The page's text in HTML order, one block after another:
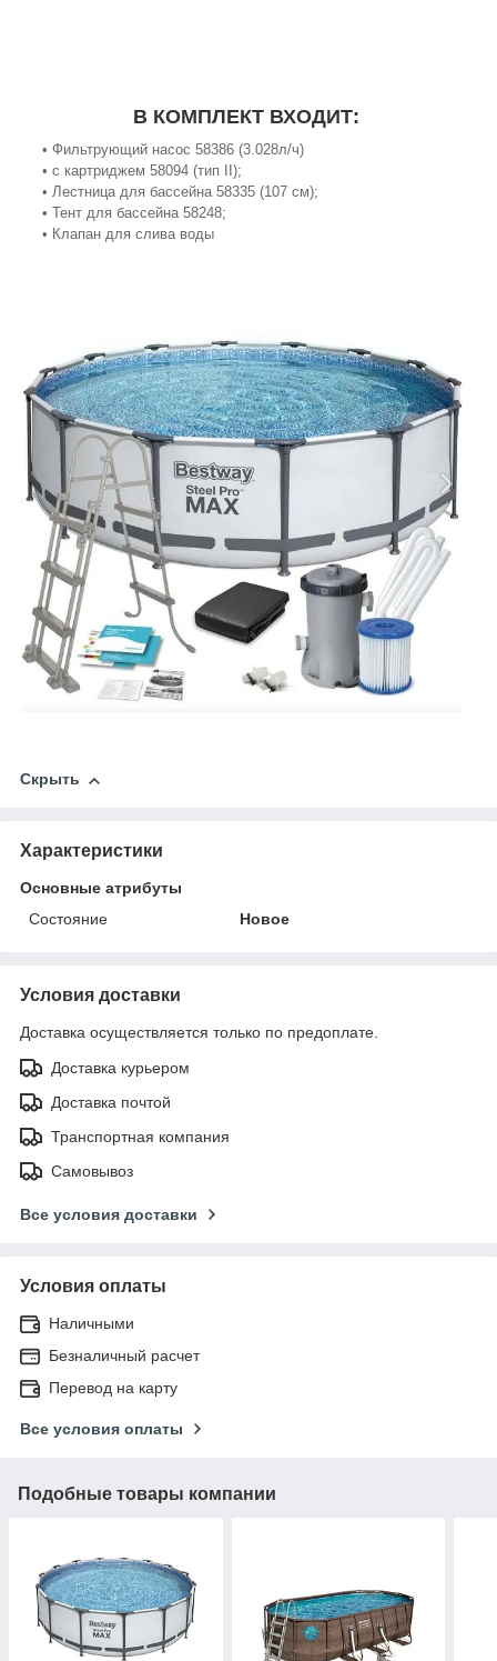
В КОМПЛЕКТ ВХОДИТ:
• Фильтрующий насос 58386 (3.028л/ч)
• с картриджем 58094 (тип II);
• Лестница для бассейна 58335 (107 см);
• Тент для бассейна 58248;
• Клапан для слива воды
Скрыть
Характеристики
Основные атрибуты
Состояние
Новое
Условия доставки
Доставка осуществляется только по предоплате.
Доставка курьером
Доставка почтой
Транспортная компания
Самовывоз
Все условия доставки
Условия оплаты
Наличными
Безналичный расчет
Перевод на карту
Все условия оплаты
Подобные товары компании